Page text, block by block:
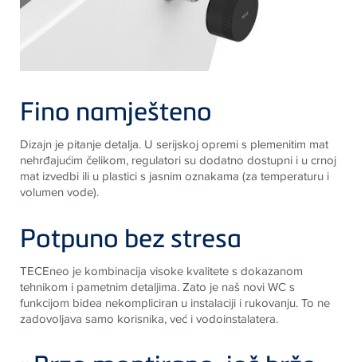
Fino namješteno
Dizajn je pitanje detalja. U serijskoj opremi s plemenitim mat
nehrđajućim čelikom, regulatori su dodatno dostupni i u crnoj
mat izvedbi ili u plastici s jasnim oznakama (za temperaturu i
volumen vode).
Potpuno bez stresa
TECEneo je kombinacija visoke kvalitete s dokazanom
tehnikom i pametnim detaljima. Zato je naš novi WC s
funkcijom bidea nekompliciran u instalaciji i rukovanju. To ne
zadovoljava samo korisnika, već i vodoinstalatera.